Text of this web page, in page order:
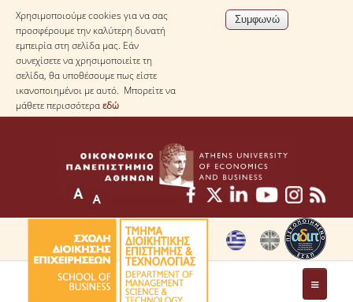
Χρησιμοποιούμε cookies για να σας
προσφέρουμε την καλύτερη δυνατή
εμπειρία στη σελίδα μας. Εάν
συνεχίσετε να χρησιμοποιείτε τη
σελίδα, θα υποθέσουμε πως είστε
ικανοποιημένοι με αυτό. Μπορείτε να
μάθετε περισσότεραεδώ